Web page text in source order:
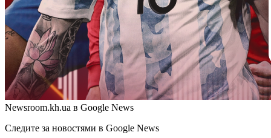
Newsroom.kh.ua в Google News
Следите за новостями в Google News